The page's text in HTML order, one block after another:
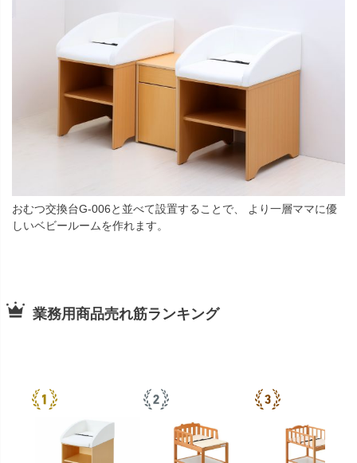
おむつ交換台G-006と並べて設置することで、 より一層ママに優
しいベビールームを作れます。
業務用商品売れ筋ランキング